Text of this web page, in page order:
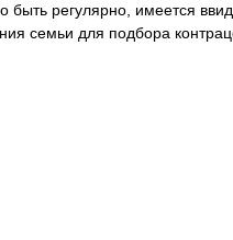
регулярно, имеется
семьи для подбора